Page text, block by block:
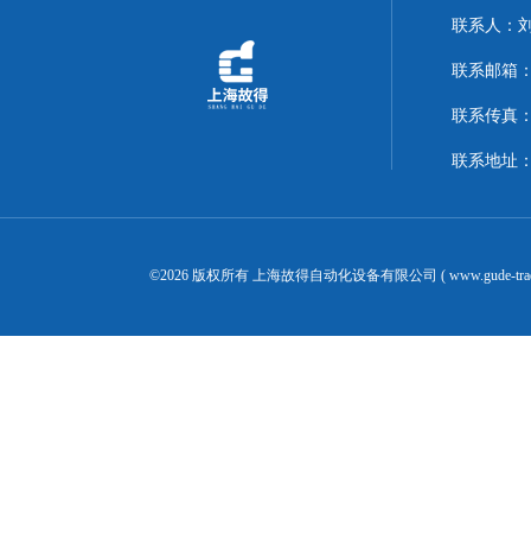
联系人：
联系邮箱
联系传真
联系地址
©2026 版权所有 上海故得自动化设备有限公司 ( www.gude-